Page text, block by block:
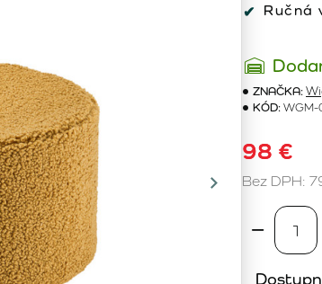
Ručná
ZNAČKA:
KÓD:
98 €
Bez DPH: